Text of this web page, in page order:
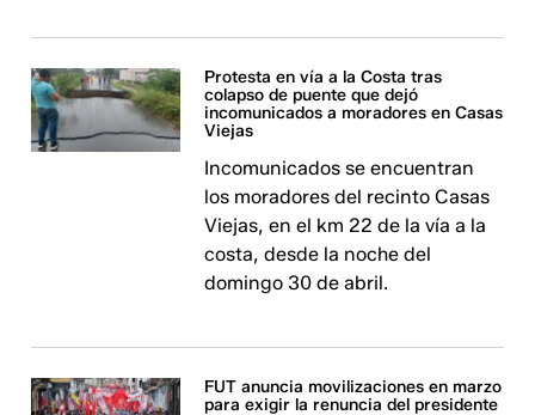
Protesta en vía a la Costa tras
colapso de puente que dejó
incomunicados a moradores en Casas
Viejas
Incomunicados se encuentran
los moradores del recinto Casas
Viejas, en el km 22 de la vía a la
costa, desde la noche del
domingo 30 de abril.
FUT anuncia movilizaciones en marzo
para exigir la renuncia del presidente